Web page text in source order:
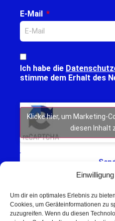
Um dir ein optimales Erlebnis zu
Cookies, um Geräteinformationen zu
zuzugreifen. Wenn du diesen
E-Mail
Ich habe die
stimme dem Erhalt des
Klicke hier, um Marketing-
diesen Inhalt